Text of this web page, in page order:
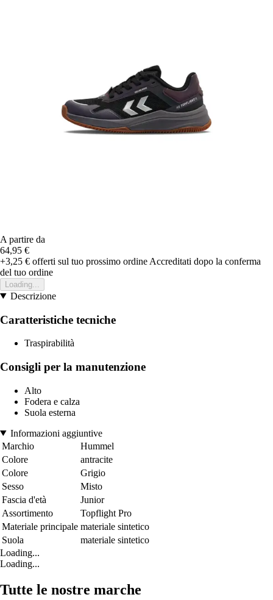
A partire da
64,95 €
+3,25 € offerti sul tuo prossimo ordine Accreditati dopo la conferma
del tuo ordine
Loading...
Descrizione
Caratteristiche tecniche
Traspirabilità
Consigli per la manutenzione
Alto
Fodera e calza
Suola esterna
Informazioni aggiuntive
Marchio
Hummel
Colore
antracite
Colore
Grigio
Sesso
Misto
Fascia d'età
Junior
Assortimento
Topflight Pro
Materiale principale materiale sintetico
Suola
materiale sintetico
Loading...
Loading...
Tutte le nostre marche